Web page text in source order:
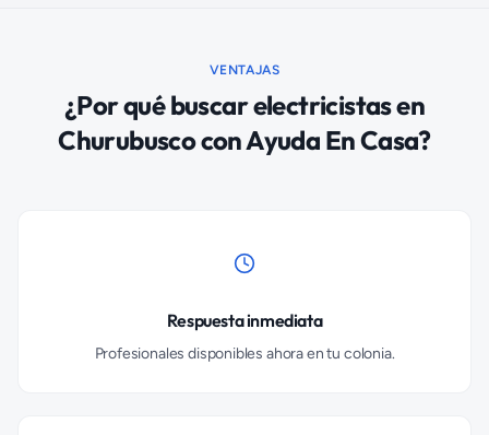
VENTAJAS
¿Por qué buscarelectricistasen
Churubuscocon Ayuda En Casa?
Respuesta inmediata
Profesionales disponibles ahora en tu colonia.